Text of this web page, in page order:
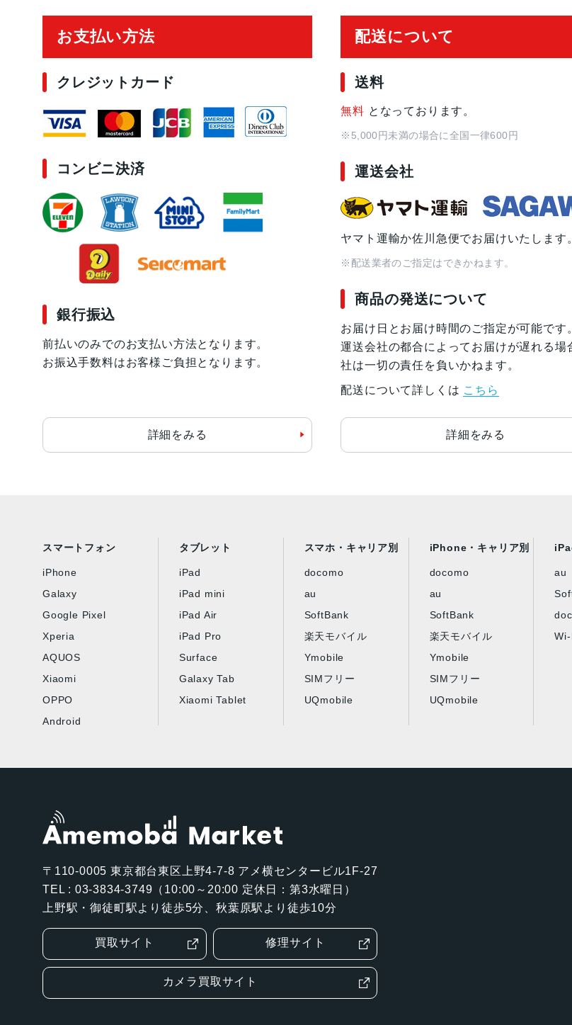
お支払い方法
クレジットカード
コンビニ決済
銀行振込
前払いのみでのお支払い方法となります。
お振込手数料はお客様ご負担となります。
詳細をみる
配送について
送料
無料 となっております。
※5,000円未満の場合に全国一律600円
運送会社
ヤマト運輸か佐川急便でお届けいたします。
※配送業者のご指定はできかねます。
商品の発送について
お届け日とお届け時間のご指定が可能です。
運送会社の都合によってお届けが遅れる場
社は一切の責任を負いかねます。
配送について詳しくは こちら
詳細をみる
スマートフォン
iPhone
Galaxy
Google Pixel
Xperia
AQUOS
Xiaomi
OPPO
Android
タブレット
iPad
iPad mini
iPad Air
iPad Pro
Surface
Galaxy Tab
Xiaomi Tablet
スマホ・キャリア別
docomo
au
SoftBank
楽天モバイル
Ymobile
SIMフリー
UQmobile
iPhone・キャリア別
docomo
au
SoftBank
楽天モバイル
Ymobile
SIMフリー
UQmobile
au
〒110-0005 東京都台東区上野4-7-8 アメ横センタービル1F-27
TEL : 03-3834-3749（10:00～20:00 定休日：第3水曜日）
上野駅・御徒町駅より徒歩5分、秋葉原駅より徒歩10分
買取サイト 修理サイト
カメラ買取サイト